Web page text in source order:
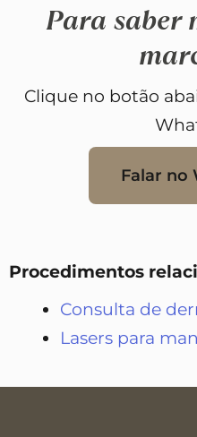
Para saber
Clique no botão
Falar no
Procedimentos
Consulta de
Lasers para